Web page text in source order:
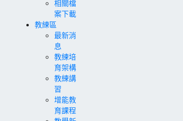
相關檔
案下載
教練區
最新消
息
教練培
育架構
教練講
習
增能教
育課程